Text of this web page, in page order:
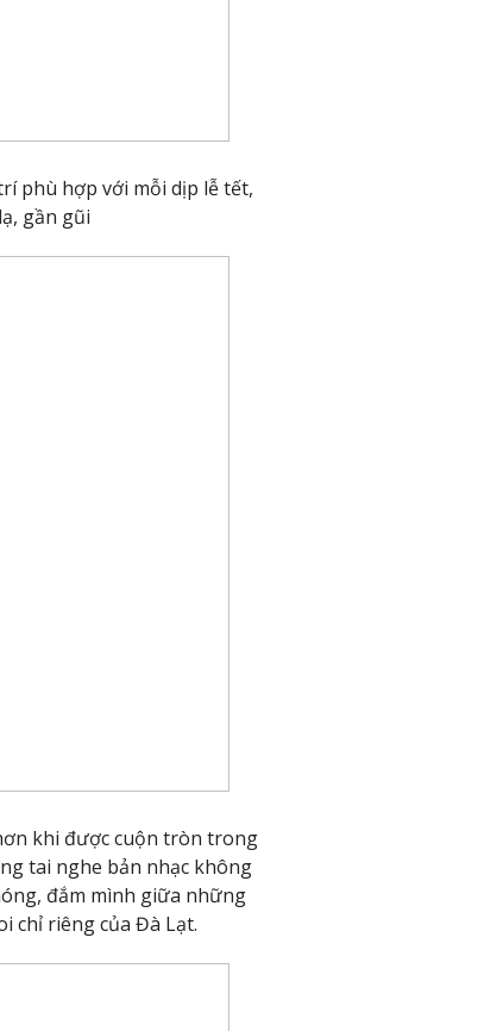
phù hợp với mỗi dịp lễ tết,
gần gũi
khi được cuộn tròn trong
tai nghe bản nhạc không
đắm mình giữa những
chỉ riêng của Đà Lạt.